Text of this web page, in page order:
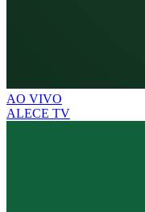
AO VIVO
ALECE TV